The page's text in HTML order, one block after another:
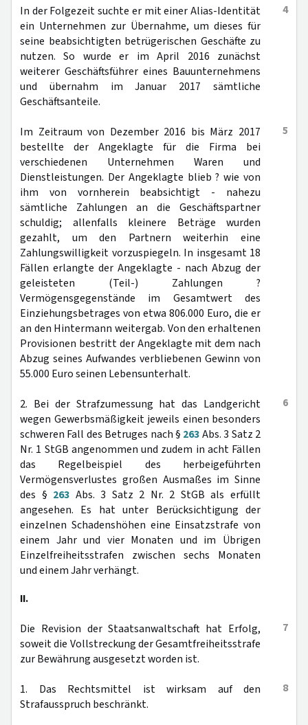
4
In der Folgezeit suchte er mit einer Alias-Identität
ein Unternehmen zur Übernahme, um dieses für
seine beabsichtigten betrügerischen Geschäfte zu
nutzen. So wurde er im April 2016 zunächst
weiterer Geschäftsführer eines Bauunternehmens
und übernahm im Januar 2017 sämtliche
Geschäftsanteile.
5
Im Zeitraum von Dezember 2016 bis März 2017
bestellte der Angeklagte für die Firma bei
verschiedenen Unternehmen Waren und
Dienstleistungen. Der Angeklagte blieb ? wie von
ihm von vornherein beabsichtigt - nahezu
sämtliche Zahlungen an die Geschäftspartner
schuldig; allenfalls kleinere Beträge wurden
gezahlt, um den Partnern weiterhin eine
Zahlungswilligkeit vorzuspiegeln. In insgesamt 18
Fällen erlangte der Angeklagte - nach Abzug der
geleisteten (Teil-) Zahlungen ?
Vermögensgegenstände im Gesamtwert des
Einziehungsbetrages von etwa 806.000 Euro, die er
an den Hintermann weitergab. Von den erhaltenen
Provisionen bestritt der Angeklagte mit dem nach
Abzug seines Aufwandes verbliebenen Gewinn von
55.000 Euro seinen Lebensunterhalt.
6
2. Bei der Strafzumessung hat das Landgericht
wegen Gewerbsmäßigkeit jeweils einen besonders
schweren Fall des Betruges nach § 263Abs. 3 Satz 2
Nr. 1 StGB angenommen und zudem in acht Fällen
das Regelbeispiel des herbeigeführten
Vermögensverlustes großen Ausmaßes im Sinne
des § 263 Abs. 3 Satz 2 Nr. 2 StGB als erfüllt
angesehen. Es hat unter Berücksichtigung der
einzelnen Schadenshöhen eine Einsatzstrafe von
einem Jahr und vier Monaten und im Übrigen
Einzelfreiheitsstrafen zwischen sechs Monaten
und einem Jahr verhängt.
II.
7
Die Revision der Staatsanwaltschaft hat Erfolg,
soweit die Vollstreckung der Gesamtfreiheitsstrafe
zur Bewährung ausgesetzt worden ist.
8
1. Das Rechtsmittel ist wirksam auf den
Strafausspruch beschränkt.